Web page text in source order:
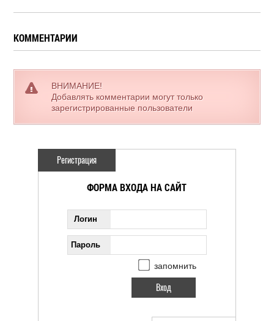
КОММЕНТАРИИ
ВНИМАНИЕ!
Добавлять комментарии могут только
зарегистрированные пользователи
Регистрация
ФОРМА ВХОДА НА САЙТ
Логин
Пароль
запомнить